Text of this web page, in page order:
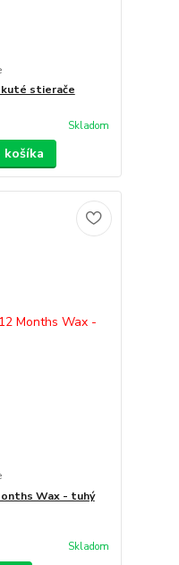
stierače
Skladom
košíka
Wax - tuhý
Skladom